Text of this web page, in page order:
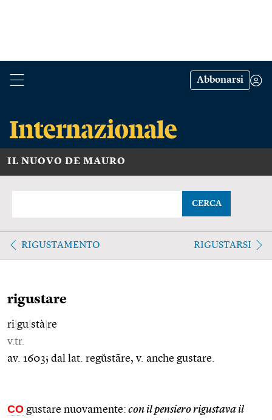
Abbonarsi
IL NUOVO DE MAURO
CERCA
RIGUSTAMENTO RIGUSTARSI
rigustare
ri gu stà re
v.tr.
av. 1603; dal lat. regŭstāre, v. anche gustare.
CO gustare nuovamente: con il pensiero rigustava il